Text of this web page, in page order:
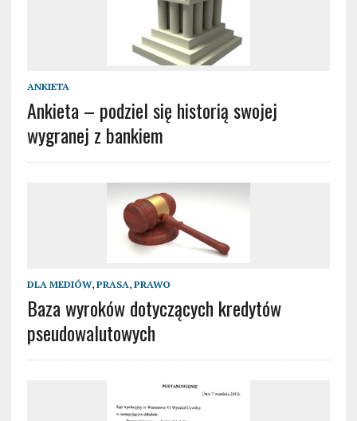
ANKIETA
Ankieta – podziel się historią swojej
wygranej z bankiem
DLA MEDIÓW, PRASA, PRAWO
Baza wyroków dotyczących kredytów
pseudowalutowych